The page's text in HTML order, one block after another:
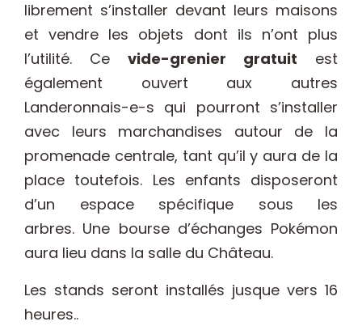
librement s’installer devant leurs maisons
et vendre les objets dont ils n’ont plus
l’utilité. Ce vide-grenier gratuit est
également ouvert aux autres
Landeronnais-e-s qui pourront s’installer
avec leurs marchandises autour de la
promenade centrale, tant qu’il y aura de la
place toutefois. Les enfants disposeront
d’un espace spécifique sous les
arbres. Une bourse d’échanges Pokémon
aura lieu dans la salle du Château.
Les stands seront installés jusque vers 16
heures..